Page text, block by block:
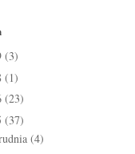
(3)
(1)
(23)
(37)
(4)